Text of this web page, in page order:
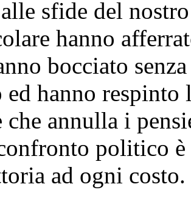
sfide del
hanno
bocciato
ed hanno respinto
che annulla i
politico è
ad ogni costo.